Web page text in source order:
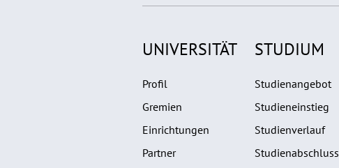
UNIVERSITÄT
Profil
Gremien
Einrichtungen
Partner
STUDIUM
Studienangebot
Studieneinstieg
Studienverlauf
Studienabschluss